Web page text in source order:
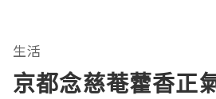
生活
京都念慈菴藿香正